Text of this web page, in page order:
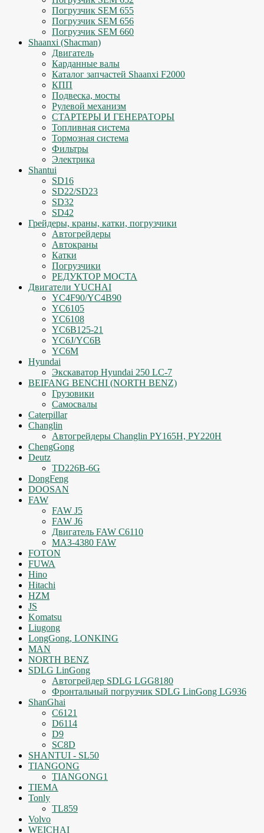
Погрузчик SEM 655
Погрузчик SEM 656
Погрузчик SEM 660
Shaanxi (Shacman)
Двигатель
Карданные валы
Каталог запчастей Shaanxi F2000
КПП
Подвеска, мосты
Рулевой механизм
СТАРТЕРЫ И ГЕНЕРАТОРЫ
Топливная система
Тормозная система
Фильтры
Электрика
Shantui
SD16
SD22/SD23
SD32
SD42
Грейдеры, краны, катки, погрузчики
Автогрейдеры
Автокраны
Катки
Погрузчики
РЕДУКТОР МОСТА
Двигатели YUCHAI
YC4F90/YC4B90
YC6105
YC6108
YC6B125-21
YC6J/YC6B
YC6M
Hyundai
Экскаватор Hyundai 250 LC-7
BEIFANG BENCHI (NORTH BENZ)
Грузовики
Самосвалы
Caterpillar
Changlin
Автогрейдеры Changlin PY165H, PY220H
ChengGong
Deutz
TD226B-6G
DongFeng
DOOSAN
FAW
FAW J5
FAW J6
Двигатель FAW C6110
МАЗ-4380 FAW
FOTON
FUWA
Hino
Hitachi
HZM
JS
Komatsu
Liugong
LongGong, LONKING
MAN
NORTH BENZ
SDLG LinGong
Автогрейдер SDLG LGG8180
Фронтальный погрузчик SDLG LinGong LG936
ShanGhai
C6121
D6114
D9
SC8D
SHANTUI - SL50
TIANGONG
TIANGONG1
TIEMA
Tonly
TL859
Volvo
WEICHAI